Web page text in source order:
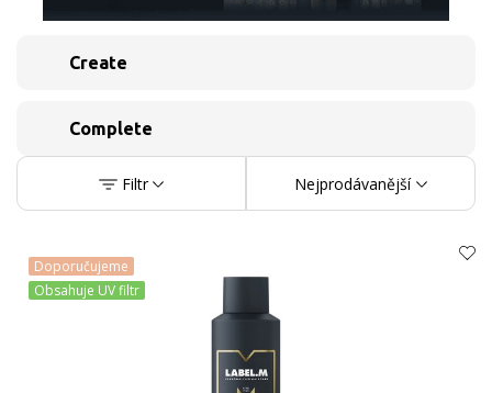
Create
Complete
Filtr Nejprodávanější
Doporučujeme
Obsahuje UV filtr